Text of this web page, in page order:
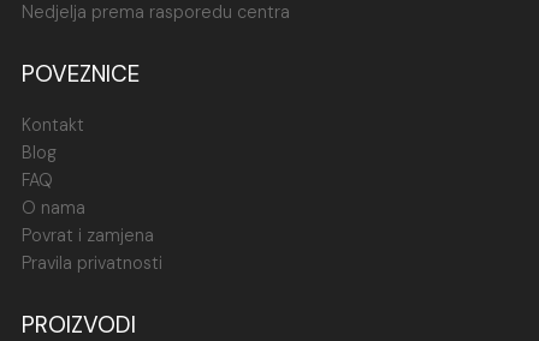
Nedjelja prema rasporedu centra
POVEZNICE
Kontakt
Blog
FAQ
O nama
Povrat i zamjena
Pravila privatnosti
PROIZVODI